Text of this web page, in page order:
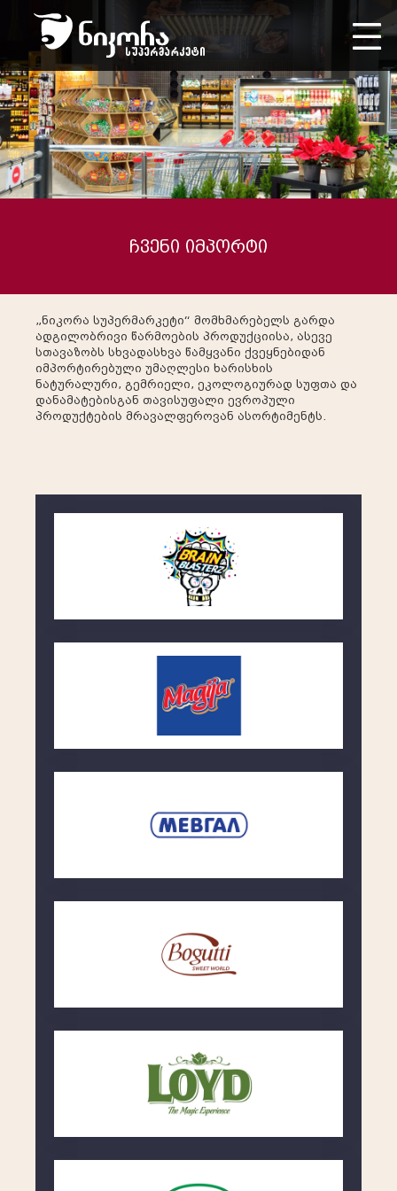
ჩვენი იმპორტი
„ნიკორა სუპერმარკეტი“ მომხმარებელს გარდა
ადგილობრივი წარმოების პროდუქციისა, ასევე
სთავაზობს სხვადასხვა წამყვანი ქვეყნებიდან
იმპორტირებული უმაღლესი ხარისხის
ნატურალური, გემრიელი, ეკოლოგიურად სუფთა და
დანამატებისგან თავისუფალი ევროპული
პროდუქტების მრავალფეროვან ასორტიმენტს.